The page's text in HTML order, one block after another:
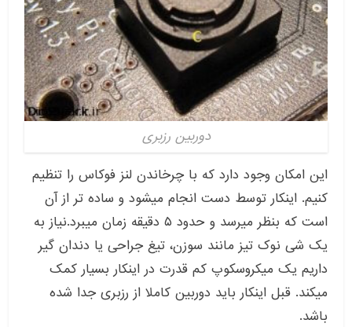
دوربین رزبری
این امکان وجود دارد که با چرخاندن لنز فوکاس را تنظیم
کنیم. اینکار توسط دست انجام میشود و ساده تر از آن
است که بنظر میرسد و حدود ۵ دقیقه زمان میبرد.نیاز به
یک شی نوک تیز مانند سوزن، تیغ جراحی یا دندان گیر
داریم یک میکروسکوپ کم قدرت در اینکار بسیار کمک
میکند. قبل اینکار باید دوربین کاملا از رزبری جدا شده
باشد.